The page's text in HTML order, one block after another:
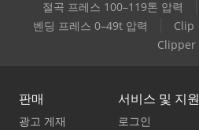
절곡 프레스 100–119톤 압력
벤딩 프레스 0–49t 압력
Clip
Clipper
판매
광고 게재
서비스 및 지원
로그인